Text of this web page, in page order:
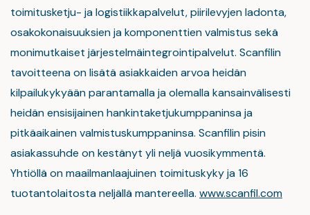
toimitusketju- ja logistiikkapalvelut, piirilevyjen ladonta,
osakokonaisuuksien ja komponenttien valmistus sekä
monimutkaiset järjestelmäintegrointipalvelut. Scanfilin
tavoitteena on lisätä asiakkaiden arvoa heidän
kilpailukykyään parantamalla ja olemalla kansainvälisesti
heidän ensisijainen hankintaketjukumppaninsa ja
pitkäaikainen valmistuskumppaninsa. Scanfilin pisin
asiakassuhde on kestänyt yli neljä vuosikymmentä.
Yhtiöllä on maailmanlaajuinen toimituskyky ja 16
tuotantolaitosta neljällä mantereella. www.scanfil.com